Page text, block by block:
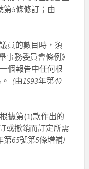
第5條修訂；由
員的數目時，須
事務委員會條例》
個報告中任何根
(由1993年第40
據第(1)款作出的
或撤銷而訂定所需
第65號第5條增補)